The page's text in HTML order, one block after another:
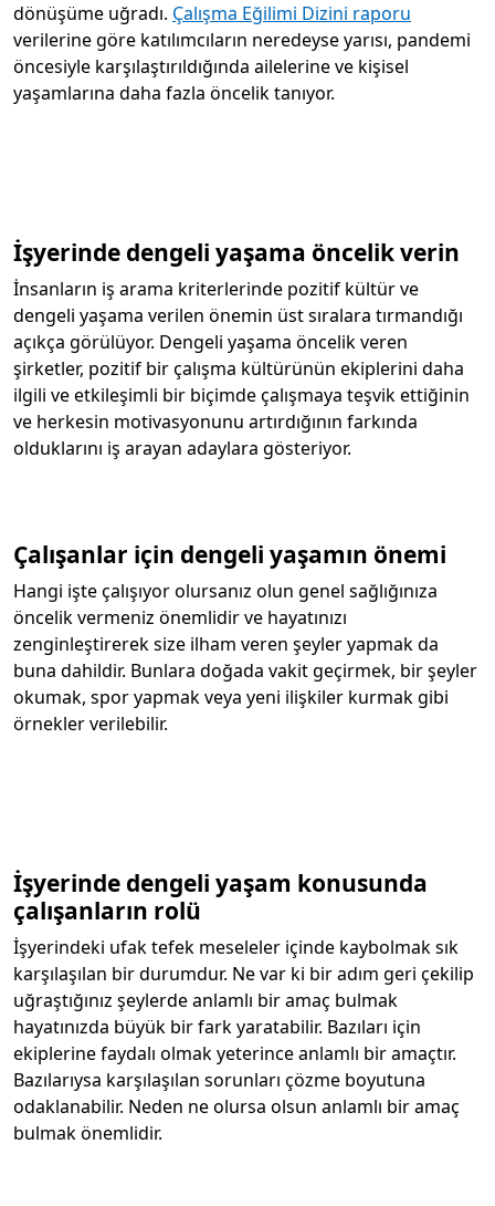
dönüşüme uğradı. Çalışma Eğilimi Dizini raporu
verilerine göre katılımcıların neredeyse yarısı, pandemi
öncesiyle karşılaştırıldığında ailelerine ve kişisel
yaşamlarına daha fazla öncelik tanıyor.
İşyerinde dengeli yaşama öncelik verin
İnsanların iş arama kriterlerinde pozitif kültür ve
dengeli yaşama verilen önemin üst sıralara tırmandığı
açıkça görülüyor. Dengeli yaşama öncelik veren
şirketler, pozitif bir çalışma kültürünün ekiplerini daha
ilgili ve etkileşimli bir biçimde çalışmaya teşvik ettiğinin
ve herkesin motivasyonunu artırdığının farkında
olduklarını iş arayan adaylara gösteriyor.
Çalışanlar için dengeli yaşamın önemi
Hangi işte çalışıyor olursanız olun genel sağlığınıza
öncelik vermeniz önemlidir ve hayatınızı
zenginleştirerek size ilham veren şeyler yapmak da
buna dahildir. Bunlara doğada vakit geçirmek, bir şeyler
okumak, spor yapmak veya yeni ilişkiler kurmak gibi
örnekler verilebilir.
İşyerinde dengeli yaşam konusunda
çalışanların rolü
İşyerindeki ufak tefek meseleler içinde kaybolmak sık
karşılaşılan bir durumdur. Ne var ki bir adım geri çekilip
uğraştığınız şeylerde anlamlı bir amaç bulmak
hayatınızda büyük bir fark yaratabilir. Bazıları için
ekiplerine faydalı olmak yeterince anlamlı bir amaçtır.
Bazılarıysa karşılaşılan sorunları çözme boyutuna
odaklanabilir. Neden ne olursa olsun anlamlı bir amaç
bulmak önemlidir.